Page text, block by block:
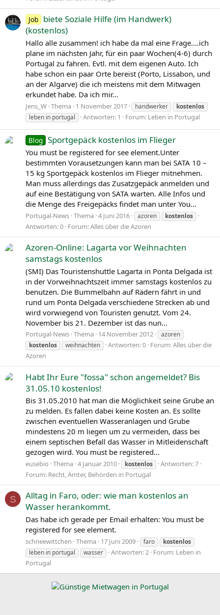
Job biete Soziale Hilfe (im Handwerk)
(kostenlos)
Hallo alle zusammen! ich habe da mal eine Frage....ich
plane im nächsten Jahr, für ein paar Wochen(4-6) durch
Portugal zu fahren. Evtl. mit dem eigenen Auto. Ich
habe schon ein paar Orte bereist (Porto, Lissabon, und
an der Algarve) die ich meistens mit dem Mitwagen
erkundet habe. Da ich mir...
Jens_W Thema 1 November 2017 handwerker
kostenlos
leben in portugal
Antworten: 1 Forum: Leben in Portugal
Blog Sportgepäck kostenlos im Flieger
You must be registered for see element.Unter
bestimmten Vorausetzungen kann man bei SATA 10 –
15 kg Sportgepäck kostenlos im Flieger mitnehmen.
Man muss allerdings das Zusatzgepäck anmelden und
auf eine Bestätigung von SATA warten. Alle Infos und
die Menge des Freigepäcks findet man unter You...
Portugal-News Thema 4 Juni 2016 azoren kostenlos
Antworten: 0 Forum:Alles über die Azoren
Azoren-Online: Lagarta vor Weihnachten
samstags kostenlos
(SMI) Das Touristenshuttle Lagarta in Ponta Delgada ist
in der Vorweihnachtszeit immer samstags kostenlos zu
benutzen. Die Bummelbahn auf Rädern fährt in und
rund um Ponta Delgada verschiedene Strecken ab und
wird vorwiegend von Touristen genutzt. Vom 24.
November bis 21. Dezember ist das nun...
Portugal-News Thema 14 November 2012
azoren
kostenlos
weihnachten Antworten: 0 Forum:Alles über die
Azoren
Habt Ihr Eure "fossa" schon angemeldet? Bis
31.05.10 kostenlos!
Bis 31.05.2010 hat man die Möglichkeit seine Grube an
zu melden. Es fallen dabei keine Kosten an. Es sollte
zwischen eventuellen Wasseranlagen und Grube
mindestens 20 m liegen um zu vermeiden, dass bei
einem septischen Befall das Wasser in Mitleidenschaft
gezogen wird. You must be registered...
eusebio Thema 4 Januar 2010 kostenlos
Antworten: 7
Forum: Recht, Ämter, Behörden in Portugal
S
Alltag in Faro, oder: wie man kostenlos an
Wasser herankommt.
Das habe ich gerade per Email erhalten: You must be
registered for see element.
schneewittchen Thema 17 Juni 2009 faro
kostenlos
leben in portugal
wasser Antworten: 2 Forum: Leben in
Portugal